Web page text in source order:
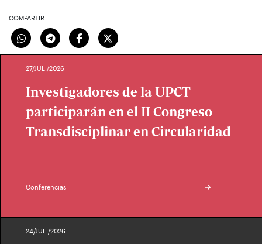
COMPARTIR:
27/JUL./2026
Investigadores de la UPCT
participarán en el II Congreso
Transdisciplinar en Circularidad
Conferencias
24/JUL./2026